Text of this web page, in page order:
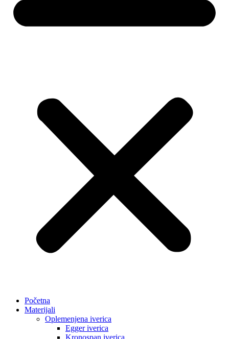
Početna
Materijali
Oplemenjena iverica
Egger iverica
Kronospan iverica